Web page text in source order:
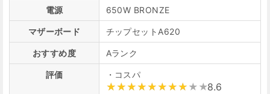
電源 650W BRONZE
マザーボード チップセットA620
おすすめ度 Aランク
評価 ・コスパ
8.6